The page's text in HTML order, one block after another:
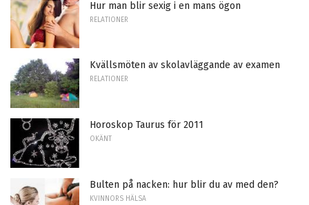
Hur man blir sexig i en mans ögon
RELATIONER
Kvällsmöten av skolavläggande av examen
RELATIONER
Horoskop Taurus för 2011
OKÄNT
Bulten på nacken: hur blir du av med den?
KVINNORS HÄLSA